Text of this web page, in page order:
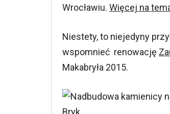
Wrocławiu. Więcej na
Niestety, to niejedyny
wspomnieć renowację
Makabryła 2015.